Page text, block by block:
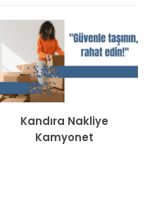
Kandıra Nakliye
Kamyonet